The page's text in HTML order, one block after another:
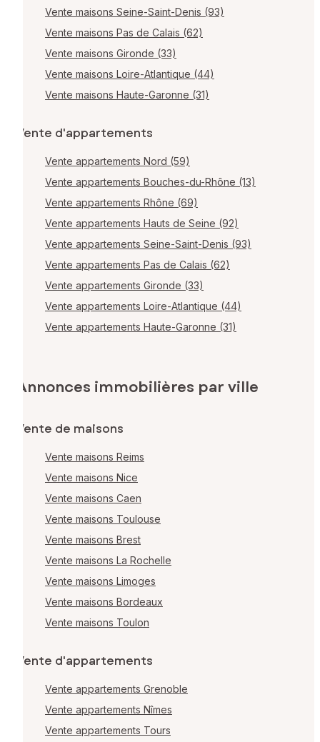
Vente maisons Seine-Saint-Denis (93)
Vente maisons Pas de Calais (62)
Vente maisons Gironde (33)
Vente maisons Loire-Atlantique (44)
Vente maisons Haute-Garonne (31)
Vente d'appartements
Vente appartements Nord (59)
Vente appartements Bouches-du-Rhône (13)
Vente appartements Rhône (69)
Vente appartements Hauts de Seine (92)
Vente appartements Seine-Saint-Denis (93)
Vente appartements Pas de Calais (62)
Vente appartements Gironde (33)
Vente appartements Loire-Atlantique (44)
Vente appartements Haute-Garonne (31)
Annonces immobilières par ville
Vente de maisons
Vente maisons Reims
Vente maisons Nice
Vente maisons Caen
Vente maisons Toulouse
Vente maisons Brest
Vente maisons La Rochelle
Vente maisons Limoges
Vente maisons Bordeaux
Vente maisons Toulon
Vente d'appartements
Vente appartements Grenoble
Vente appartements Nîmes
Vente appartements Tours